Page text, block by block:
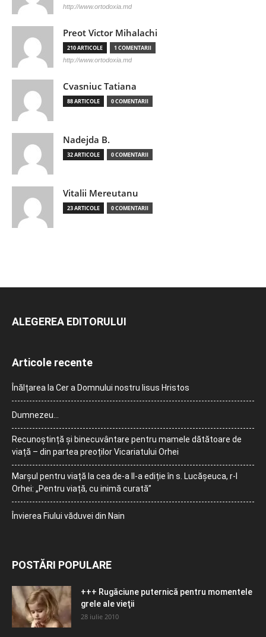
http://www.ortodoxia.md
Preot Victor Mihalachi
210 ARTICOLE 1 COMENTARII
http://www.ortodoxia.md
Cvasniuc Tatiana
88 ARTICOLE 0 COMENTARII
Nadejda B.
32 ARTICOLE 0 COMENTARII
Vitalii Mereutanu
23 ARTICOLE 0 COMENTARII
ALEGEREA EDITORULUI
Articole recente
Înălțarea la Cer a Domnului nostru Iisus Hristos
Dumnezeu…
Recunoștință și binecuvântare pentru mamele dătătoare de
viață – din partea preoților Vicariatului Orhei
Marșul pentru viață la cea de-a II-a ediție în s. Lucășeuca, r-l
Orhei: „Pentru viață, cu inimă curată”
Învierea Fiului văduvei din Nain
POSTĂRI POPULARE
+++ Rugăciune puternică pentru momentele
grele ale vieţii
28 iulie 2010